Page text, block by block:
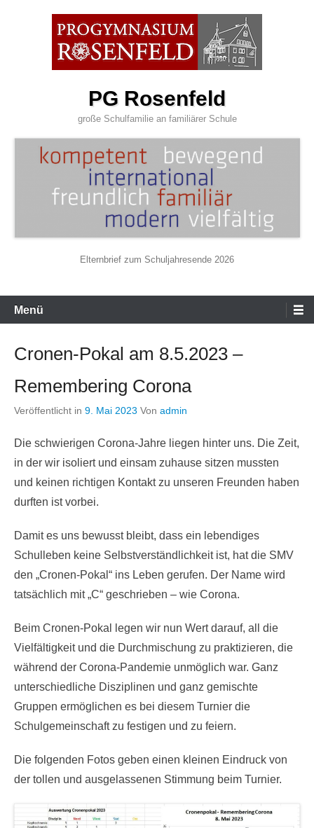
PG Rosenfeld
große Schulfamilie an familiärer Schule
Elternbrief zum Schuljahresende 2026
Primäres
Menü
Menü
Cronen-Pokal am 8.5.2023 –
Remembering Corona
Veröffentlicht in 9. Mai 2023 Von admin
Die schwierigen Corona-Jahre liegen hinter uns. Die Zeit,
in der wir isoliert und einsam zuhause sitzen mussten
und keinen richtigen Kontakt zu unseren Freunden haben
durften ist vorbei.
Damit es uns bewusst bleibt, dass ein lebendiges
Schulleben keine Selbstverständlichkeit ist, hat die SMV
den „Cronen-Pokal“ ins Leben gerufen. Der Name wird
tatsächlich mit „C“ geschrieben – wie Corona.
Beim Cronen-Pokal legen wir nun Wert darauf, all die
Vielfältigkeit und die Durchmischung zu praktizieren, die
während der Corona-Pandemie unmöglich war. Ganz
unterschiedliche Disziplinen und ganz gemischte
Gruppen ermöglichen es bei diesem Turnier die
Schulgemeinschaft zu festigen und zu feiern.
Die folgenden Fotos geben einen kleinen Eindruck von
der tollen und ausgelassenen Stimmung beim Turnier.